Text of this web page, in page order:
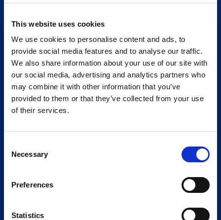
This website uses cookies
We use cookies to personalise content and ads, to
provide social media features and to analyse our traffic.
We also share information about your use of our site with
our social media, advertising and analytics partners who
may combine it with other information that you’ve
provided to them or that they’ve collected from your use
of their services.
Selection
Necessary
Preferences
Statistics